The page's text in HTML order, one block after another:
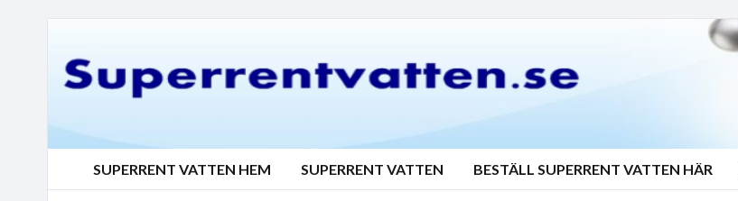
SUPERRENT VATTEN HEM SUPERRENT VATTEN BESTÄLL SUPERRENT VATTEN HÄR